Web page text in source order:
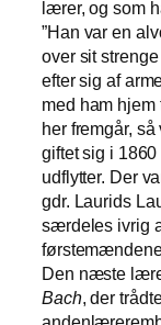
lærer, og som
”Han var en
over sit
efter sig af
med ham hjem
her fremgår,
giftet sig i
udflytter. Der
gdr. Laurids
særdeles ivrig
Den næste
Bach, der